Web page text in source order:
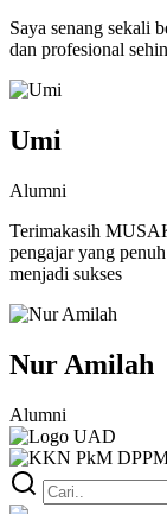
Saya senang sekali
dan profesional
Umi
Alumni
Terimakasih
pengajar yang
menjadi sukses
Nur Amilah
Alumni